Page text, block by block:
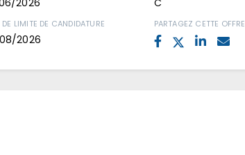
2026
DE LIMITE DE CANDIDATURE
2026
C
PARTAGEZ CETTE OFFRE